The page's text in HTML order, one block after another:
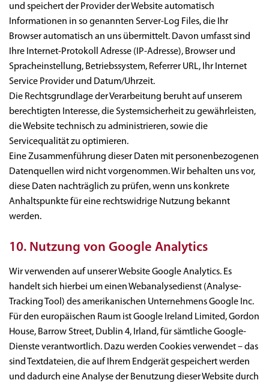
und speichert der Provider der Website automatisch
Informationen in so genannten Server-Log Files, die Ihr
Browser automatisch an uns übermittelt. Davon umfasst sind
Ihre Internet-Protokoll Adresse (IP-Adresse), Browser und
Spracheinstellung, Betriebssystem, Referrer URL, Ihr Internet
Service Provider und Datum/Uhrzeit.
Die Rechtsgrundlage der Verarbeitung beruht auf unserem
berechtigten Interesse, die Systemsicherheit zu gewährleisten,
die Website technisch zu administrieren, sowie die
Servicequalität zu optimieren.
Eine Zusammenführung dieser Daten mit personenbezogenen
Datenquellen wird nicht vorgenommen. Wir behalten uns vor,
diese Daten nachträglich zu prüfen, wenn uns konkrete
Anhaltspunkte für eine rechtswidrige Nutzung bekannt
werden.
10. Nutzung von Google Analytics
Wir verwenden auf unserer Website Google Analytics. Es
handelt sich hierbei um einen Webanalysedienst (Analyse-
Tracking Tool) des amerikanischen Unternehmens Google Inc.
Für den europäischen Raum ist Google Ireland Limited, Gordon
House, Barrow Street, Dublin 4, Irland, für sämtliche Google-
Dienste verantwortlich. Dazu werden Cookies verwendet – das
sind Textdateien, die auf Ihrem Endgerät gespeichert werden
und dadurch eine Analyse der Benutzung dieser Website durch